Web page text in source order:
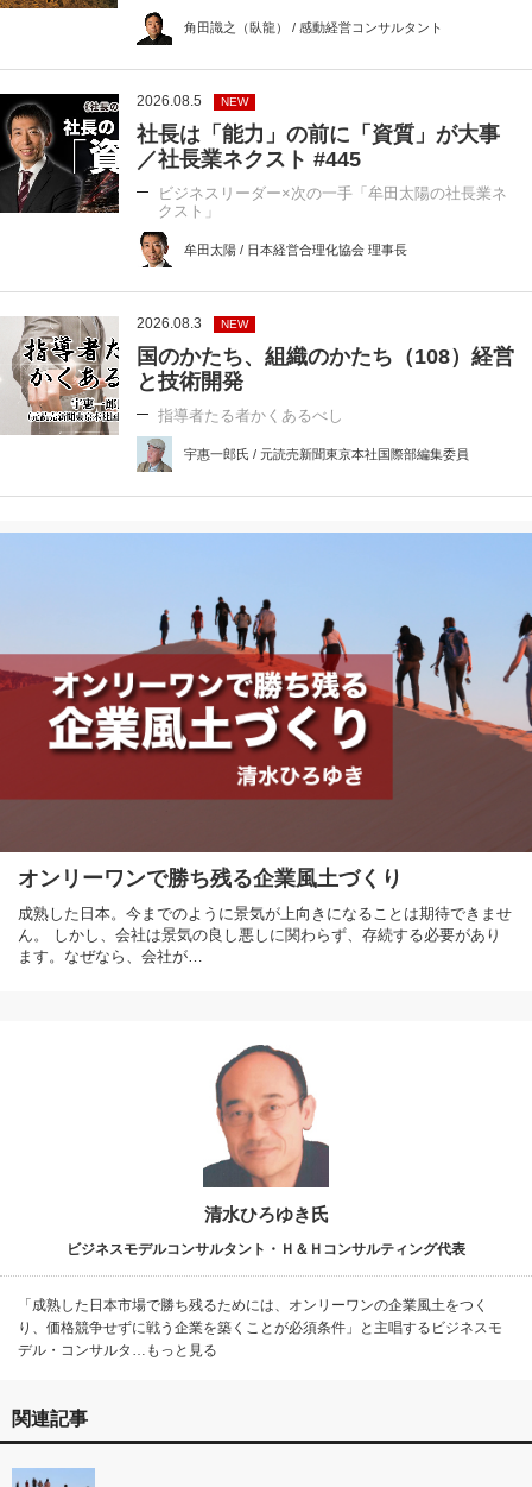
角田識之（臥龍） / 感動経営コンサルタント
2026.08.5 NEW
社長は「能力」の前に「資質」が大事
／社長業ネクスト #445
ビジネスリーダー×次の一手「牟田太陽の社長業ネ
クスト」
牟田太陽 / 日本経営合理化協会 理事長
2026.08.3 NEW
国のかたち、組織のかたち（108）経営
と技術開発
指導者たる者かくあるべし
宇惠一郎氏 / 元読売新聞東京本社国際部編集委員
オンリーワンで勝ち残る企業風土づくり
成熟した日本。今までのように景気が上向きになることは期待できませ
ん。 しかし、会社は景気の良し悪しに関わらず、存続する必要があり
ます。なぜなら、会社が…
清水ひろゆき氏
ビジネスモデルコンサルタント・Ｈ＆Ｈコンサルティング代表
「成熟した日本市場で勝ち残るためには、オンリーワンの企業風土をつく
り、価格競争せずに戦う企業を築くことが必須条件」と主唱するビジネスモ
デル・コンサルタ…もっと見る
関連記事